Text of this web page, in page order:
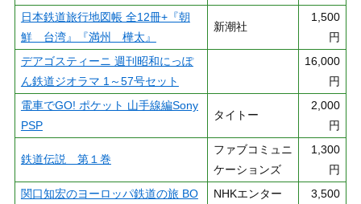
日本鉄道旅行地図帳 全12冊+『朝
鮮 台湾』『満州 樺太』
新潮社
1,500
円
デアゴスティーニ 週刊昭和にっぽ
ん鉄道ジオラマ 1～57号セット
16,000
円
電車でGO! ポケット 山手線編Sony
PSP
タイトー
2,000
円
鉄道伝説 第１巻
ファブコミュニ
ケーションズ
1,300
円
関口知宏のヨーロッパ鉄道の旅 BO
NHKエンター
3,500